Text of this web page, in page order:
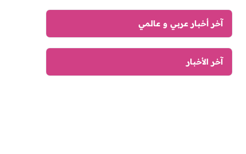
آخر أخبار عربي و عالمي
آخر الأخبار